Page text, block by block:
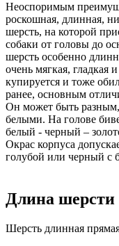
Неоспоримым
роскошная, длинная,
шерсть, на которой
собаки от головы до
шерсть особенно
очень мягкая, гладкая
купируется и тоже
ранее, основным
Он может быть
белыми. На голове
белый - черный –
Окрас корпуса
голубой или черный с
Длина шерсти
Шерсть длинная